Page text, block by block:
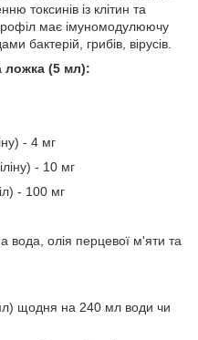
токсинів із клітин та
має імуномодулюючу
бактерій, грибів, вірусів.
ложка (5 мл):
- 4 мг
- 10 мг
- 100 мг
вода, олія перцевої м'яти та
щодня на 240 мл води чи